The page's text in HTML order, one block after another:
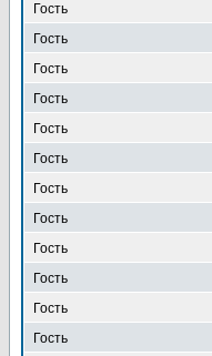
Гость
Гость
Гость
Гость
Гость
Гость
Гость
Гость
Гость
Гость
Гость
Гость